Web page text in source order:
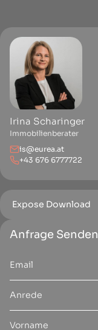
Irina Scharinger
Immobilienberater
is@eurea.at
+43 676 6777722
Expose Download
Anfrage Senden
Anrede